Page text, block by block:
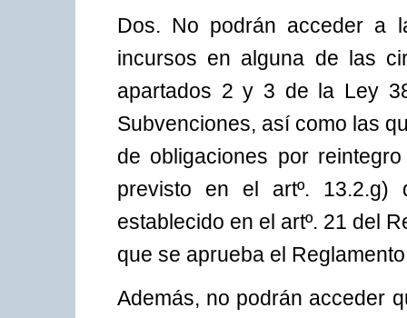
Dos. No podrán acceder a
incursos en alguna de las
apartados 2 y 3 de la Ley
Subvenciones, así como las
de obligaciones por
previsto en el artº.
establecido en el artº. 21 del
que se aprueba el
Además, no podrán acceder